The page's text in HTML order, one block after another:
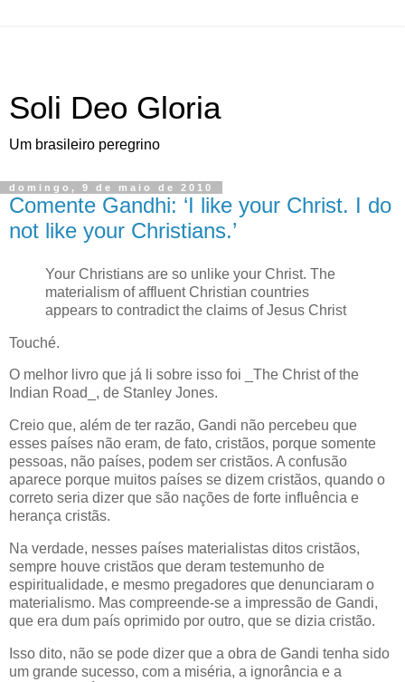
Soli Deo Gloria
Um brasileiro peregrino
domingo, 9 de maio de 2010
Comente Gandhi: ‘I like your Christ. I do
not like your Christians.’
Your Christians are so unlike your Christ. The
materialism of affluent Christian countries
appears to contradict the claims of Jesus Christ
Touché.
O melhor livro que já li sobre isso foi _The Christ of the
Indian Road_, de Stanley Jones.
Creio que, além de ter razão, Gandi não percebeu que
esses países não eram, de fato, cristãos, porque somente
pessoas, não países, podem ser cristãos. A confusão
aparece porque muitos países se dizem cristãos, quando o
correto seria dizer que são nações de forte influência e
herança cristãs.
Na verdade, nesses países materialistas ditos cristãos,
sempre houve cristãos que deram testemunho de
espiritualidade, e mesmo pregadores que denunciaram o
materialismo. Mas compreende-se a impressão de Gandi,
que era dum país oprimido por outro, que se dizia cristão.
Isso dito, não se pode dizer que a obra de Gandi tenha sido
um grande sucesso, com a miséria, a ignorância e a